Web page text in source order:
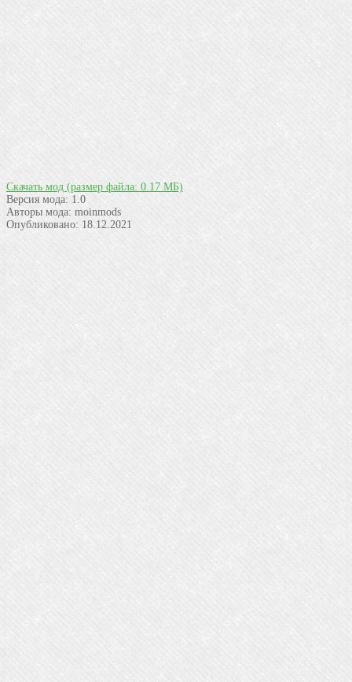
Скачать мод (размер файла: 0.17 МБ)
Версия мода: 1.0
Авторы мода: moinmods
Опубликовано: 18.12.2021